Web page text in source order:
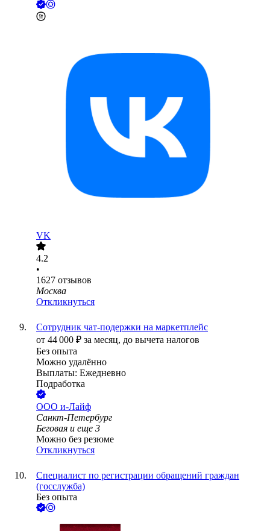
VK
4.2
•
1627 отзывов
Москва
Откликнуться
Сотрудник чат-подержки на маркетплейс
от 44 000 ₽ за месяц, до вычета налогов
Без опыта
Можно удалённо
Выплаты: Ежедневно
Подработка
ООО и-Лайф
Санкт-Петербург
Беговая и еще 3
Можно без резюме
Откликнуться
Специалист по регистрации обращений граждан
(госслужба)
Без опыта